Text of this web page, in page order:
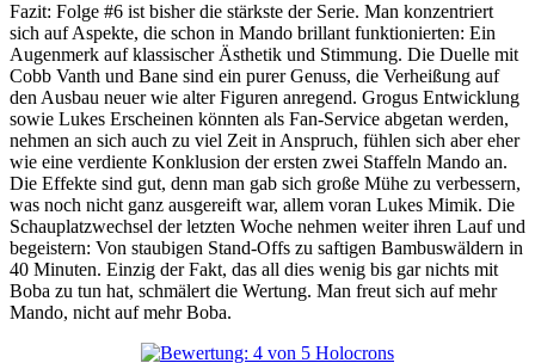
Fazit: Folge #6 ist bisher die stärkste der Serie. Man konzentriert
sich auf Aspekte, die schon in Mando brillant funktionierten: Ein
Augenmerk auf klassischer Ästhetik und Stimmung. Die Duelle mit
Cobb Vanth und Bane sind ein purer Genuss, die Verheißung auf
den Ausbau neuer wie alter Figuren anregend. Grogus Entwicklung
sowie Lukes Erscheinen könnten als Fan-Service abgetan werden,
nehmen an sich auch zu viel Zeit in Anspruch, fühlen sich aber eher
wie eine verdiente Konklusion der ersten zwei Staffeln Mando an.
Die Effekte sind gut, denn man gab sich große Mühe zu verbessern,
was noch nicht ganz ausgereift war, allem voran Lukes Mimik. Die
Schauplatzwechsel der letzten Woche nehmen weiter ihren Lauf und
begeistern: Von staubigen Stand-Offs zu saftigen Bambuswäldern in
40 Minuten. Einzig der Fakt, das all dies wenig bis gar nichts mit
Boba zu tun hat, schmälert die Wertung. Man freut sich auf mehr
Mando, nicht auf mehr Boba.